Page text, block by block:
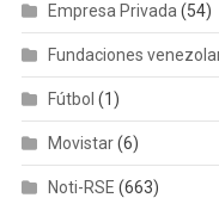
Empresa Privada(54)
Fundaciones
Fútbol (1)
Movistar(6)
Noti-RSE (663)